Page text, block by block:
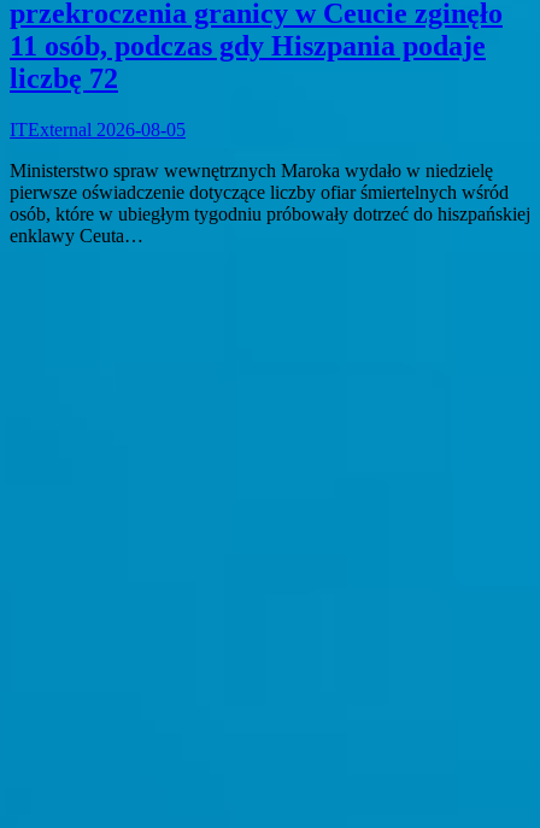
przekroczenia granicy w Ceucie zginęło
11 osób, podczas gdy Hiszpania podaje
liczbę 72
ITExternal 2026-08-05
Ministerstwo spraw wewnętrznych Maroka wydało w niedzielę
pierwsze oświadczenie dotyczące liczby ofiar śmiertelnych wśród
osób, które w ubiegłym tygodniu próbowały dotrzeć do hiszpańskiej
enklawy Ceuta…